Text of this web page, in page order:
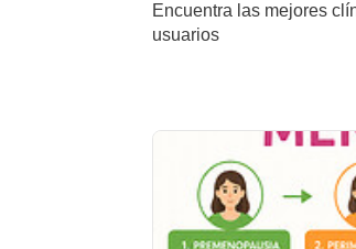
Encuentra las mejores
usuarios